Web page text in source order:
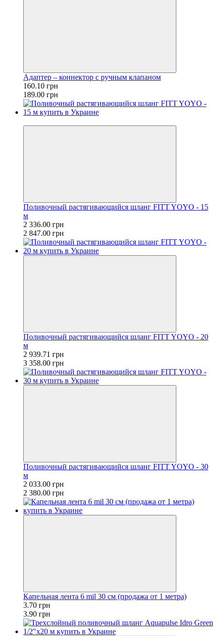
Адаптер – коннектор с ручным клапаном
160.10 грн
189.00 грн
Поливочный растягивающийся шланг FITT YOYO - 15
м
2 336.00 грн
2 847.00 грн
Поливочный растягивающийся шланг FITT YOYO - 20
м
2 939.71 грн
3 358.00 грн
Поливочный растягивающийся шланг FITT YOYO - 30
м
2 033.00 грн
2 380.00 грн
Капельная лента 6 mil 30 см (продажа от 1 метра)
3.70 грн
3.90 грн